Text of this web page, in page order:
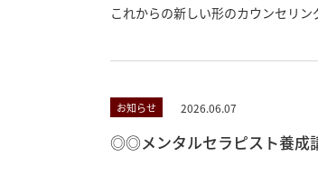
これからの新しい形のカウンセリ
お知らせ 2026.06.07
◎◎メンタルセラピスト養成